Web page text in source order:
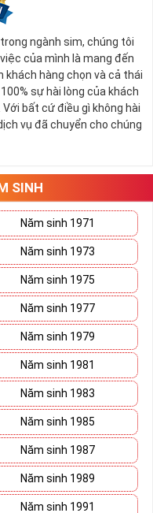
ngành sim, chúng tôi
của mình là mang đến
khách hàng chọn và cả thái
sự hài lòng của khách
bất cứ điều gì không hài
vụ đã chuyển cho chúng
SINH
Năm sinh 1971
Năm sinh 1973
Năm sinh 1975
Năm sinh 1977
Năm sinh 1979
Năm sinh 1981
Năm sinh 1983
Năm sinh 1985
Năm sinh 1987
Năm sinh 1989
Năm sinh 1991